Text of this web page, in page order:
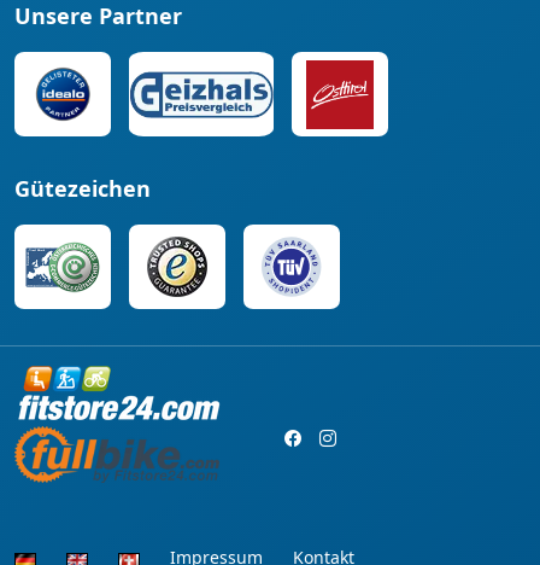
Unsere Partner
Gütezeichen
Impressum Kontakt